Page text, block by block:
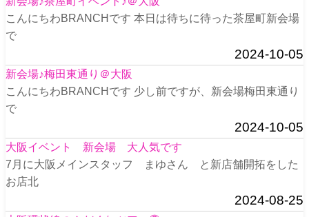
こんにちわBRANCHです 本日は待ちに待った茶屋町新会場
で
2024-10-05
新会場♪梅田東通り＠大阪
こんにちわBRANCHです 少し前ですが、新会場梅田東通り
で
2024-10-05
大阪イベント 新会場 大人気です
7月に大阪メインスタッフ まゆさん と新店舗開拓をした
お店北
2024-08-25